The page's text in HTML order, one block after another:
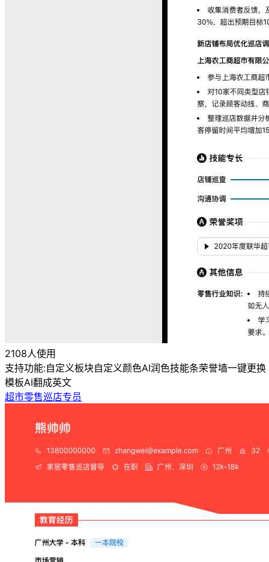
2108人使用
支持功能:自定义板块自定义颜色AI润色技能条荣誉墙一键更换
模板AI翻成英文
超市零售巡店专员